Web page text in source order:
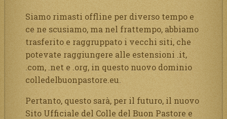
Siamo rimasti offline per diverso tempo e
ce ne scusiamo, ma nel frattempo, abbiamo
trasferito e raggruppato i vecchi siti, che
potevate raggiungere alle estensioni .it,
.com, .net e .org, in questo nuovo dominio
colledelbuonpastore.eu.
Pertanto, questo sarà, per il futuro, il nuovo
Sito Ufficiale del Colle del Buon Pastore e